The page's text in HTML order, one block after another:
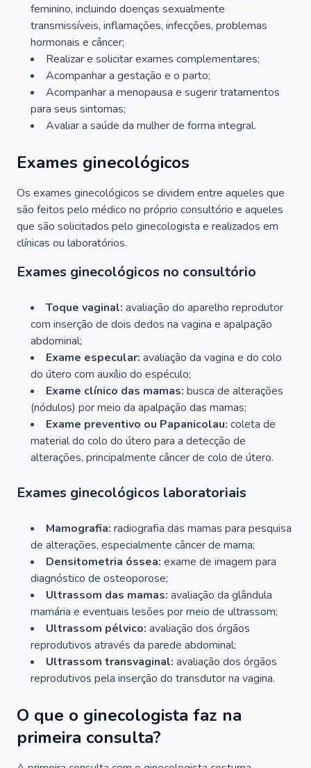
feminino, incluindo doenças sexualmente
transmissíveis, inflamações, infecções, problemas
hormonais e câncer;
Realizar e solicitar exames complementares;
Acompanhar a gestação e o parto;
Acompanhar a menopausa e sugerir tratamentos
para seus sintomas;
Avaliar a saúde da mulher de forma integral.
Exames ginecológicos
Os exames ginecológicos se dividem entre aqueles que
são feitos pelo médico no próprio consultório e aqueles
que são solicitados pelo ginecologista e realizados em
clínicas ou laboratórios.
Exames ginecológicos no consultório
Toque vaginal: avaliação do aparelho reprodutor
com inserção de dois dedos na vagina e apalpação
abdominal;
Exame especular: avaliação da vagina e do colo
do útero com auxílio do espéculo;
Exame clínico das mamas: busca de alterações
(nódulos) por meio da apalpação das mamas;
Exame preventivo ou Papanicolau: coleta de
material do colo do útero para a detecção de
alterações, principalmente câncer de colo de útero.
Exames ginecológicos laboratoriais
Mamografia: radiografia das mamas para pesquisa
de alterações, especialmente câncer de mama;
Densitometria óssea: exame de imagem para
diagnóstico de osteoporose;
Ultrassom das mamas: avaliação da glândula
mamária e eventuais lesões por meio de ultrassom;
Ultrassom pélvico: avaliação dos órgãos
reprodutivos através da parede abdominal;
Ultrassom transvaginal: avaliação dos órgãos
reprodutivos pela inserção do transdutor na vagina.
O que o ginecologista faz na
primeira consulta?